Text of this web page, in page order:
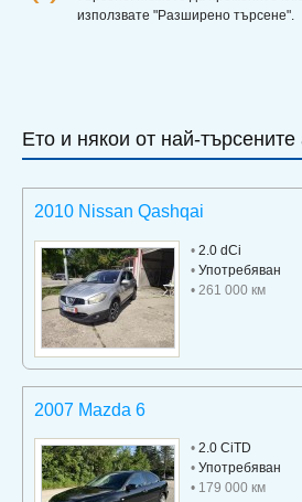
използвате "Разширено търсене".
Ето и някои от най-
2010 Nissan Qashqai
• 2.0 dCi
• Употребяван
• 261 000 км
2007 Mazda 6
• 2.0 CiTD
• Употребяван
• 179 000 км